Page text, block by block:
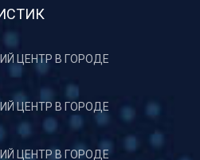
ЦЕНТР В ГОРОДЕ
ЦЕНТР В ГОРОДЕ
ЦЕНТР В ГОРОДЕ